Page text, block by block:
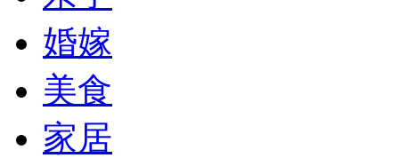
婚嫁
美食
家居